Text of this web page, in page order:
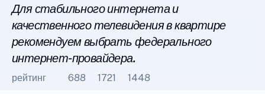
Для стабильного интернета и
качественного телевидения в квартире
рекомендуем выбрать федерального
интернет-провайдера.
рейтинг 688 1721 1448